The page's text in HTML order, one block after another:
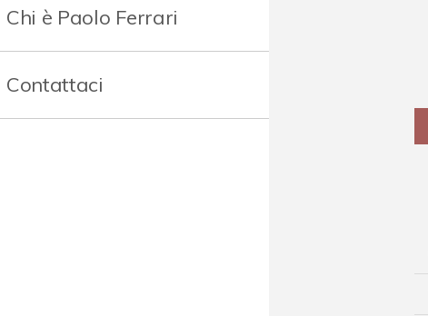
Chi è Paolo Ferrari
Contattaci